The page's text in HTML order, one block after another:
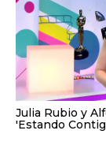
Julia Rubio y
'Estando